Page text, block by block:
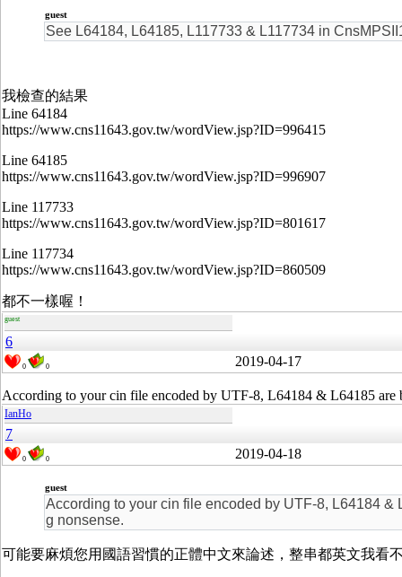
guest
See L64184, L64185, L117733 & L117734 in
我檢查的結果
Line 64184
https://www.cns11643.gov.tw/wordView.jsp?ID=996415
Line 64185
https://www.cns11643.gov.tw/wordView.jsp?ID=996907
Line 117733
https://www.cns11643.gov.tw/wordView.jsp?ID=801617
Line 117734
https://www.cns11643.gov.tw/wordView.jsp?ID=860509
都不一樣喔！
guest
6
0 0 2019-04-17
According to your cin file encoded by UTF-8, L64184 & L64185 are
IanHo
7
0 0 2019-04-18
guest
According to your cin file encoded by UTF-8, L64184
g nonsense.
可能要麻煩您用國語習慣的正體中文來論述，整串都英文我看